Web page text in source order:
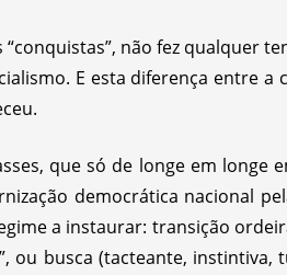
não fez qualquer
E esta diferença entre a
que só de longe em longe
democrática nacional
a instaurar: transição
ou busca (tacteante, instintiva,